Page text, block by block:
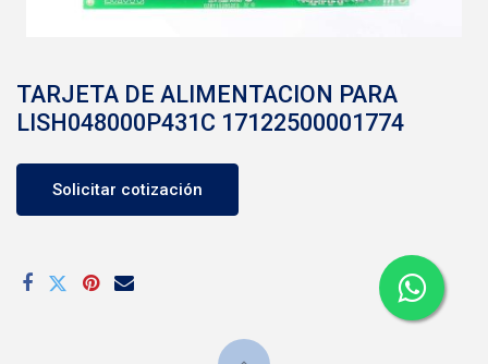
TARJETA DE ALIMENTACION PARA
LISH048000P431C 17122500001774
Solicitar cotización